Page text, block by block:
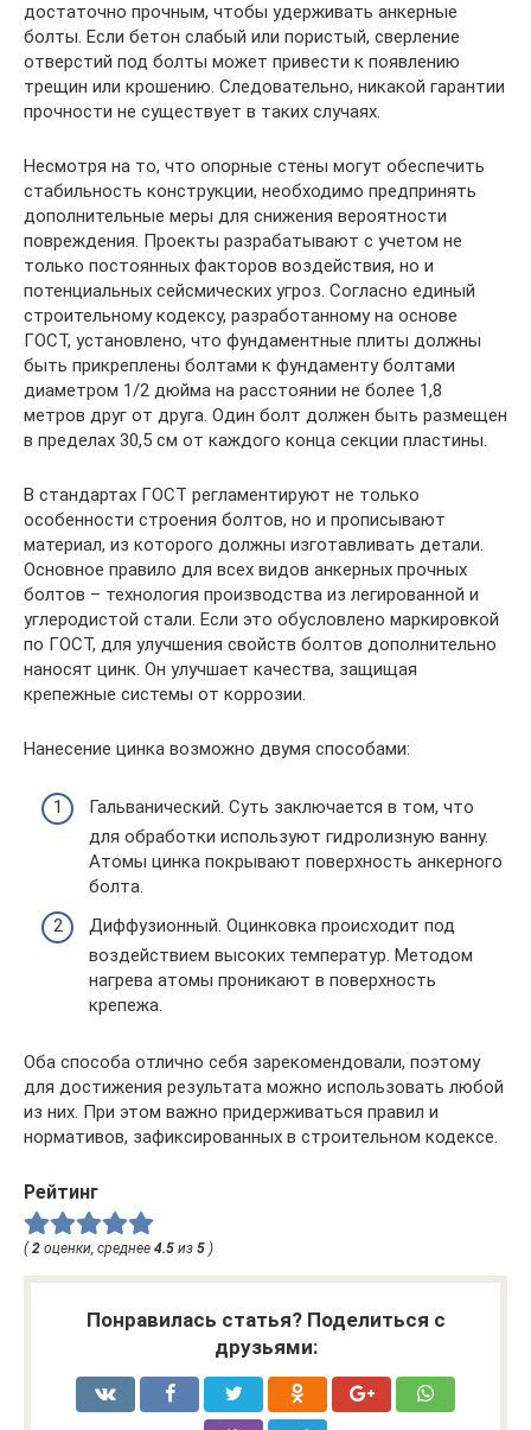
достаточно прочным, чтобы удерживать анкерные
болты. Если бетон слабый или пористый, сверление
отверстий под болты может привести к появлению
трещин или крошению. Следовательно, никакой гарантии
прочности не существует в таких случаях.
Несмотря на то, что опорные стены могут обеспечить
стабильность конструкции, необходимо предпринять
дополнительные меры для снижения вероятности
повреждения. Проекты разрабатывают с учетом не
только постоянных факторов воздействия, но и
потенциальных сейсмических угроз. Согласно единый
строительному кодексу, разработанному на основе
ГОСТ, установлено, что фундаментные плиты должны
быть прикреплены болтами к фундаменту болтами
диаметром 1/2 дюйма на расстоянии не более 1,8
метров друг от друга. Один болт должен быть размещен
в пределах 30,5 см от каждого конца секции пластины.
В стандартах ГОСТ регламентируют не только
особенности строения болтов, но и прописывают
материал, из которого должны изготавливать детали.
Основное правило для всех видов анкерных прочных
болтов – технология производства из легированной и
углеродистой стали. Если это обусловлено маркировкой
по ГОСТ, для улучшения свойств болтов дополнительно
наносят цинк. Он улучшает качества, защищая
крепежные системы от коррозии.
Нанесение цинка возможно двумя способами:
Гальванический. Суть заключается в том, что
для обработки используют гидролизную ванну.
Атомы цинка покрывают поверхность анкерного
болта.
Диффузионный. Оцинковка происходит под
воздействием высоких температур. Методом
нагрева атомы проникают в поверхность
крепежа.
Оба способа отлично себя зарекомендовали, поэтому
для достижения результата можно использовать любой
из них. При этом важно придерживаться правил и
нормативов, зафиксированных в строительном кодексе.
Рейтинг
(2 оценки, среднее 4.5 из 5 )
Понравилась статья? Поделиться с
друзьями: